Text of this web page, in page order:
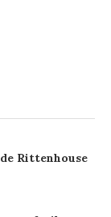
Rittenhouse